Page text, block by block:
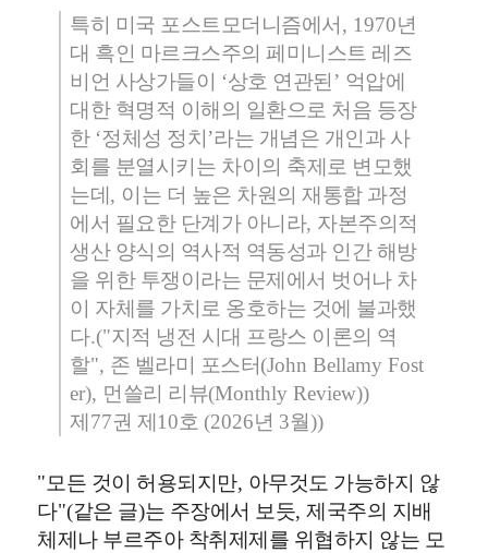
특히 미국 포스트모더니즘에서 , 1970년
대 흑인 마르크스주의 페미니스트 레즈
비언 사상가들이 ‘상호 연관된’ 억압에
대한 혁명적 이해의 일환으로 처음 등장
한 ‘정체성 정치 ’라는 개념은 개인과 사
회를 분열시키는 차이의 축제로 변모했
는데 , 이는 더 높은 차원의 재통합 과정
에서 필요한 단계가 아니라, 자본주의적
생산 양식의 역사적 역동성과 인간 해방
을 위한 투쟁이라는 문제에서 벗어나 차
이 자체를 가치로 옹호하는 것에 불과했
다.("지적 냉전 시대 프랑스 이론의 역
할", 존 벨라미 포스터(John Bellamy Fost
er), 먼쓸리 리뷰(Monthly Review))
제 77권 제 10호 (2026년 3월))
"모든 것이 허용되지만, 아무것도 가능하지 않
다"(같은 글)는 주장에서 보듯,제국주의 지배
체제나 부르주아 착취제제를 위협하지 않는 모